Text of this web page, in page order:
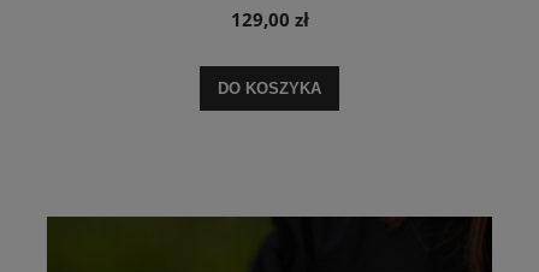
129,00 zł
DO KOSZYKA